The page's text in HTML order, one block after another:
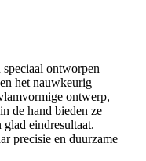
ontworpen
het nauwkeurig
ontwerp,
de hand bieden ze
eindresultaat.
precisie en duurzame